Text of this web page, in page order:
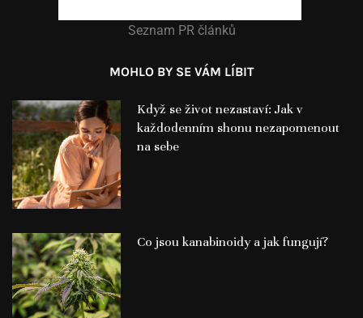
Seznam PR článků
MOHLO BY SE VÁM LÍBIT
Když se život nezastaví: Jak v
každodenním shonu nezapomenout
na sebe
Co jsou kanabinoidy a jak fungují?